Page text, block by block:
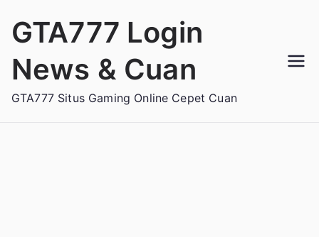
GTA777 Login
News & Cuan
GTA777 Situs Gaming Online Cepet Cuan